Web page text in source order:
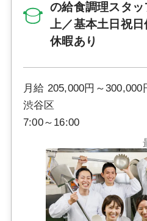
の給食調理スタ
上／基本土日祝
休暇あり
月給 205,000円～300,000
渋谷区
7:00～16:00